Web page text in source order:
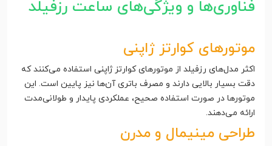
فناوری‌ها و ویژگی‌های ساعت رزفیلد
موتورهای کوارتز ژاپنی
اکثر مدل‌های رزفیلد از موتورهای کوارتز ژاپنی استفاده می‌کنند که
دقت بسیار بالایی دارند و مصرف باتری آن‌ها نیز پایین است. این
موتورها در صورت استفاده صحیح، عملکردی پایدار و طولانی‌مدت
ارائه می‌دهند.
طراحی مینیمال و مدرن